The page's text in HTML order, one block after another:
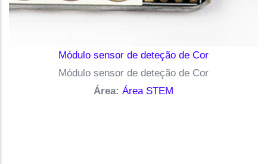
Módulo sensor de deteção de Cor
Módulo sensor de deteção de Cor
Área: Área STEM